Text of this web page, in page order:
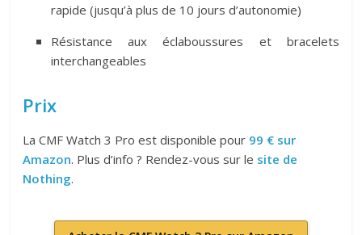
rapide (jusqu’à plus de 10 jours d’autonomie)
Résistance aux éclaboussures et bracelets
interchangeables
Prix
La CMF Watch 3 Pro est disponible pour 99 € sur
Amazon. Plus d’info ? Rendez-vous sur le site de
Nothing.